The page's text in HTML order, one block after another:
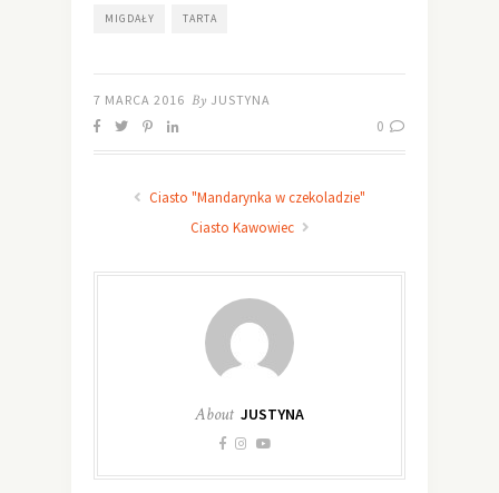
MIGDAŁY TARTA
7 MARCA 2016 By JUSTYNA
0
Ciasto "Mandarynka w czekoladzie"
Ciasto Kawowiec
About JUSTYNA